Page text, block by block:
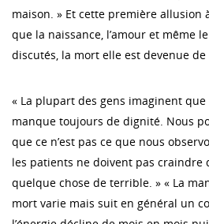
maison. » Et cette première allusion
que la naissance, l’amour et même
discutés, la mort elle est devenue
« La plupart des gens imaginent
manque toujours de dignité. Nous
que ce n’est pas ce que nous
les patients ne doivent pas craindre
quelque chose de terrible. » « La
mort varie mais suit en général un